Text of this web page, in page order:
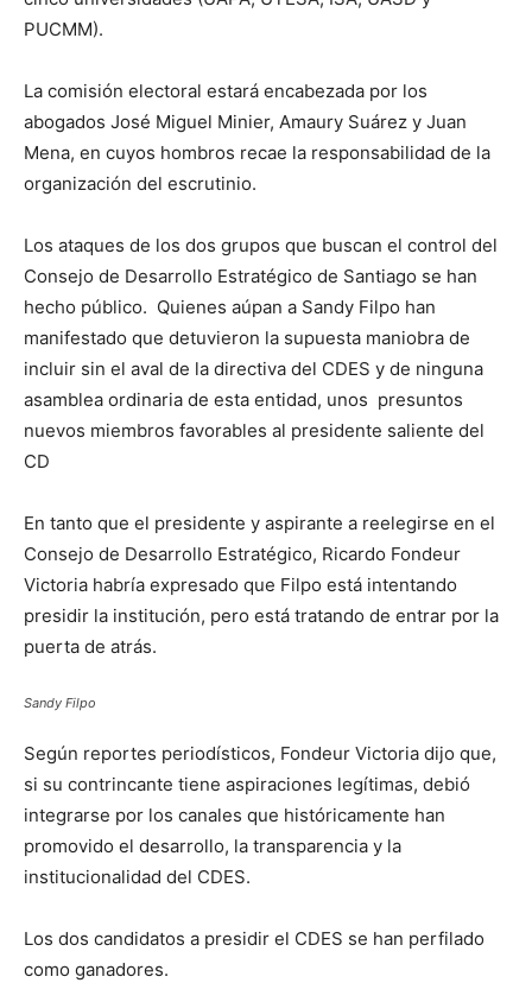
PUCMM).
La comisión electoral estará encabezada por los
abogados José Miguel Minier, Amaury Suárez y Juan
Mena, en cuyos hombros recae la responsabilidad de la
organización del escrutinio.
Los ataques de los dos grupos que buscan el control del
Consejo de Desarrollo Estratégico de Santiago se han
hecho público. Quienes aúpan a Sandy Filpo han
manifestado que detuvieron la supuesta maniobra de
incluir sin el aval de la directiva del CDES y de ninguna
asamblea ordinaria de esta entidad, unos presuntos
nuevos miembros favorables al presidente saliente del
CD
En tanto que el presidente y aspirante a reelegirse en el
Consejo de Desarrollo Estratégico, Ricardo Fondeur
Victoria habría expresado que Filpo está intentando
presidir la institución, pero está tratando de entrar por la
puerta de atrás.
Sandy Filpo
Según reportes periodísticos, Fondeur Victoria dijo que,
si su contrincante tiene aspiraciones legítimas, debió
integrarse por los canales que históricamente han
promovido el desarrollo, la transparencia y la
institucionalidad del CDES.
Los dos candidatos a presidir el CDES se han perfilado
como ganadores.